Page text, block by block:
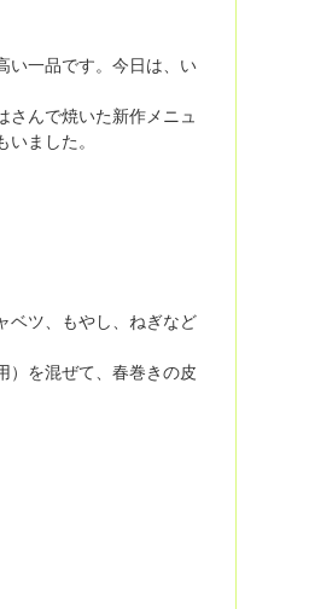
い一品です。今日は、い
んで焼いた新作メニュ
ました。
ベツ、もやし、ねぎなど
）を混ぜて、春巻きの皮